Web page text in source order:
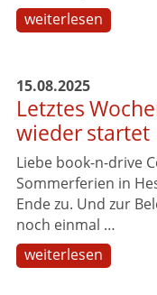
weiterlesen
15.08.2025
Letztes
wieder startet
Liebe book-n-drive
Sommerferien in
Ende zu. Und zur
noch einmal …
weiterlesen